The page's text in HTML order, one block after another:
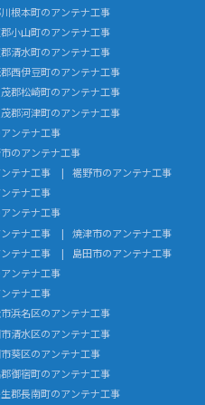
根本町のアンテナ工事
小山町のアンテナ工事
清水町のアンテナ工事
西伊豆町のアンテナ工事
郡松崎町のアンテナ工事
郡河津町のアンテナ工事
ンテナ工事
のアンテナ工事
テナ工事
裾野市のアンテナ工事
テナ工事
ンテナ工事
テナ工事
焼津市のアンテナ工事
テナ工事
島田市のアンテナ工事
ンテナ工事
テナ工事
浜名区のアンテナ工事
清水区のアンテナ工事
葵区のアンテナ工事
御宿町のアンテナ工事
郡長南町のアンテナ工事